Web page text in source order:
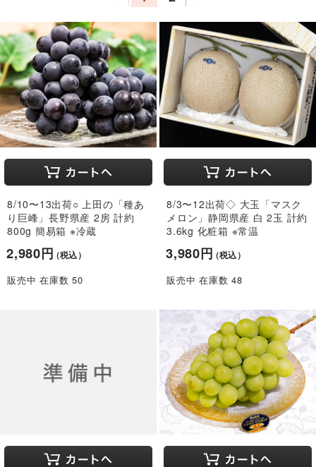
8/10〜13出荷○ 上田の「種あ
り巨峰」長野県産 2房 計約
800g 簡易箱 ※冷蔵
2,980円（税込）
販売中 在庫数 50
8/3〜12出荷◇ 大玉「マスク
メロン」静岡県産 白 2玉 計約
3.6kg 化粧箱 ※常温
3,980円（税込）
販売中 在庫数 48